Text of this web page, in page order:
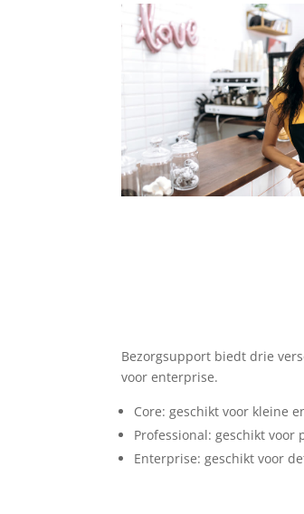
Bezorgsupport biedt drie
voor enterprise.
Core: geschikt voor kleine
Professional: geschikt voor
Enterprise: geschikt voor